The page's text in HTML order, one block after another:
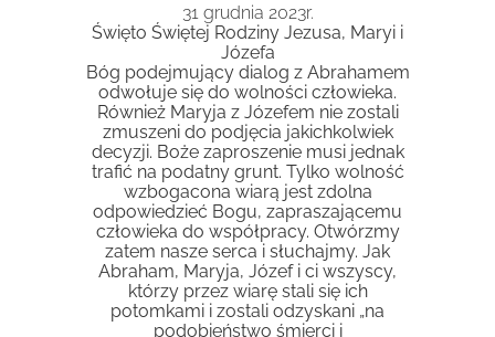
31 grudnia 2023r.
Święto Świętej Rodziny Jezusa, Maryi i
Józefa
Bóg podejmujący dialog z Abrahamem
odwołuje się do wolności człowieka.
Również Maryja z Józefem nie zostali
zmuszeni do podjęcia jakichkolwiek
decyzji. Boże zaproszenie musi jednak
trafić na podatny grunt. Tylko wolność
wzbogacona wiarą jest zdolna
odpowiedzieć Bogu, zapraszającemu
człowieka do współpracy. Otwórzmy
zatem nasze serca i słuchajmy. Jak
Abraham, Maryja, Józef i ci wszyscy,
którzy przez wiarę stali się ich
potomkami i zostali odzyskani „na
podobieństwo śmierci i